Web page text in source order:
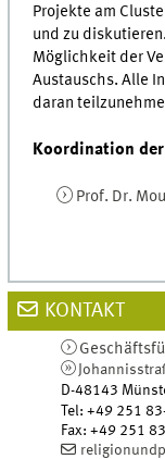
Projekte am
und zu
Möglichkeit der
Austauschs. Alle
daran
Koordination
Prof. Dr.
KONTAKT
D-48143
Tel:+49 251
Fax:+49 251